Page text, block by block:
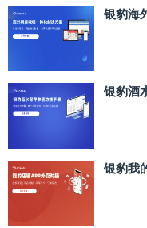
银豹海
银豹酒
银豹我